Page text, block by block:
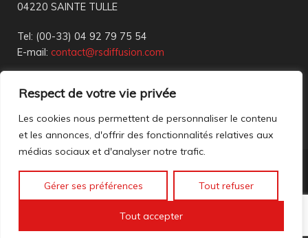
Respect de votre vie privée
Les cookies nous permettent de personnaliser le contenu
et les annonces, d'offrir des fonctionnalités relatives aux
médias sociaux et d'analyser notre trafic.
Gérer ses préférences Tout refuser
Tout accepter
04220 SAINTE TULLE
Tel: (00-33) 04 92 79 75 54
E-mail: contact@rsdiffusion.com
18h00
Réception en magasin sur rendez-vous uniquement
Nous contacter
Mentions légales
Accéder à nos anciennes annonces